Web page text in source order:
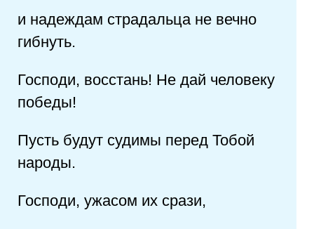
и надеждам страдальца не вечно
гибнуть.
Господи, восстань! Не дай человеку
победы!
Пусть будут судимы перед Тобой
народы.
Господи, ужасом их срази,